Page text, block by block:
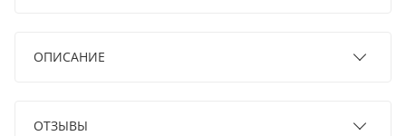
ОПИСАНИЕ
ОТЗЫВЫ